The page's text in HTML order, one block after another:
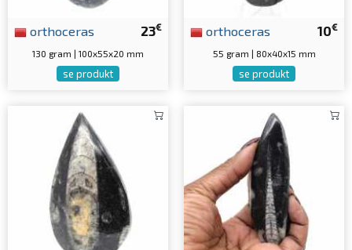
23€
orthoceras
130 gram | 100x55x20 mm
se produkt
10€
orthoceras
55 gram | 80x40x15 mm
se produkt